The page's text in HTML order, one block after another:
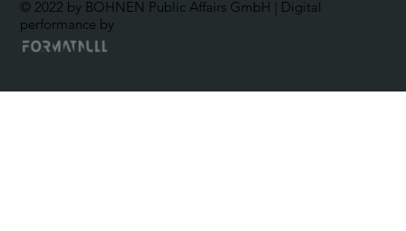
© 2022 by BOHNEN Public Affairs GmbH | Digital
performance by